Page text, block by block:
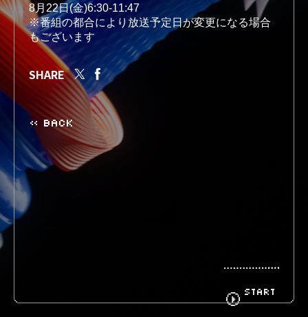
BIOGRAPHY
FANCLUB
START
8月22日(金)6:30-11:47
※番組の都合により放送予定日が変更になる場合
もございます
SHARE
« BACK